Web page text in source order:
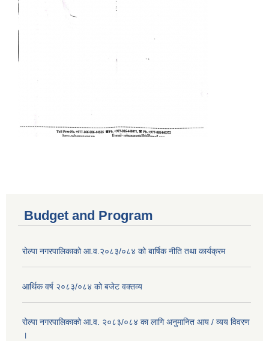
Budget and Program
रोल्पा नगरपालिकाको आ.व.२०८३/०८४ को बार्षिक नीति तथा कार्यक्रम
आर्थिक वर्ष २०८३/०८४ को बजेट वक्तव्य
रोल्पा नगरपालिकाको आ.व. २०८३/०८४ का लागि अनुमानित आय / व्यय विवरण
।